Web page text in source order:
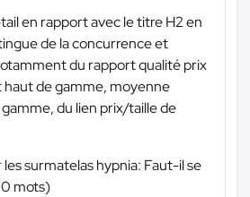
en rapport avec le titre H2 en
de la concurrence et
du rapport qualité prix
de gamme, moyenne
du lien prix/taille de
surmatelas hypnia: Faut-il se
mots)